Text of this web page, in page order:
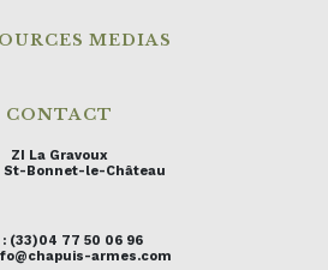
MEDIAS
CONTACT
ZI La Gravoux
St-Bonnet-le-Château
: (33)04 77 50 06 96
armes.com